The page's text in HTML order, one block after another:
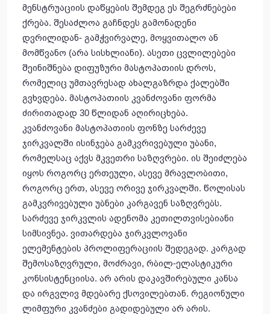
მენსტრუაციის დაწყების შემდეგ ეს შეგრძნებები
ქრება. შესაძლოა გაჩნდეს გამონადენი
დვრილიდან- გამჭვირვალე, მოყვითალო ან
მომწვანო (არა სისხლიანი). ასეთი ცვლილებები
შეინიშნება დიფუზური მასტოპათიის დროს,
რომელიც უმთავრესად ახალგაზრდა ქალებში
გვხვდება. მასტოპათიის კვანძოვანი ფორმა
ძირითადად 30 წლიდან აღირიცხება.
კვანძოვანი მასტოპათიის ფონზე სარძევე
ჯირკვალში ისინჯება გამკვრივებული უბანი,
რომელსაც აქვს მკვეთრი საზღვრები. ის შეიძლება
იყოს როგორც ერთეული, ასევე მრავლობითი,
როგორც ერთ, ასევე ორივე ჯირკვალში. წოლისას
გამკვრივებული უბნები კარგავენ საზღვრებს.
სარძევე ჯირკვლის ადენომა კეთილთვისებიანი
სიმსივნეა. ვითარდება ჯირკვლოვანი
ელემენტების პროლიფერაციის შედეგად. კარგად
შემოსაზღვრული, მოძრავი, რბილ-ელასტიკური
კონსისტენციისა. არ არის დაკავშირებული კანსა
და ირგვლივ მდებარე ქსოვილებთან. რეგიონული
ლიმფური კვანძები გადიდებული არ არის.